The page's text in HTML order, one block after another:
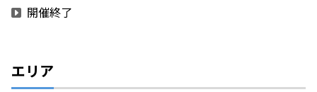
開催終了
エリア